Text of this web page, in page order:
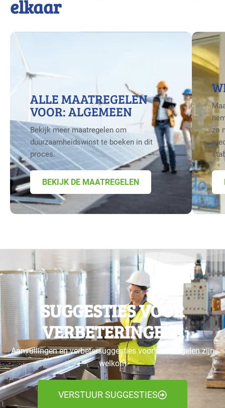
elkaar
ALLE MAATREGELEN
VOOR: ALGEMEEN
Bekijk meer maatregelen om
duurzaamheidswinst te boeken in dit
proces.
BEKIJK DE MAATREGELEN
zo
SUGGESTIES VOOR
VERBETERINGEN?
Aanvullingen en verbetersuggesties voor maatregelen zijn
welkom
VERSTUUR SUGGESTIES